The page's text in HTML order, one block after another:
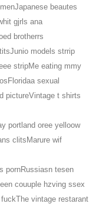
beautes
gjrls ana
brotherrs
models strrip
stripMe eating mmy
sexual
pictureVintage t shirts
portland oree yelloow
clitsMarure wif
pornRussiasn tesen
couuple hzving ssex
vintage restarant